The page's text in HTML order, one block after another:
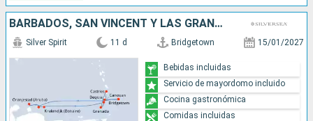
BARBADOS, SAN VINCENT Y LAS GRANADINAS, GRENADA, SANTA LUCIA, ARUBA
Silver Spirit 11 d Bridgetown 15/01/2027
Bebidas incluidas
Servicio de mayordomo incluido
Cocina gastronómica
Comidas incluidas